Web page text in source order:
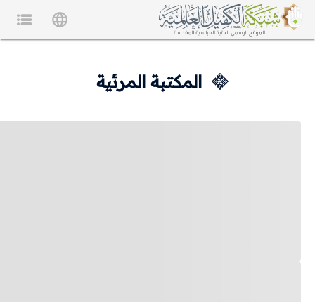
المكتبة المرئية